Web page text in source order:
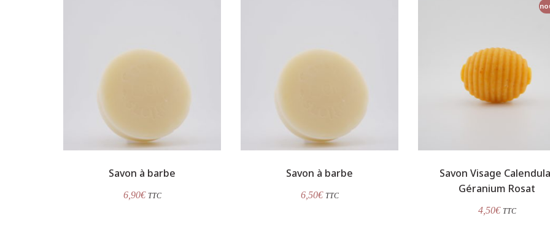
Savon à barbe
6,90€ TTC
Savon à barbe
6,50€ TTC
Savon Visage
Géranium Rosat
4,50€ TTC